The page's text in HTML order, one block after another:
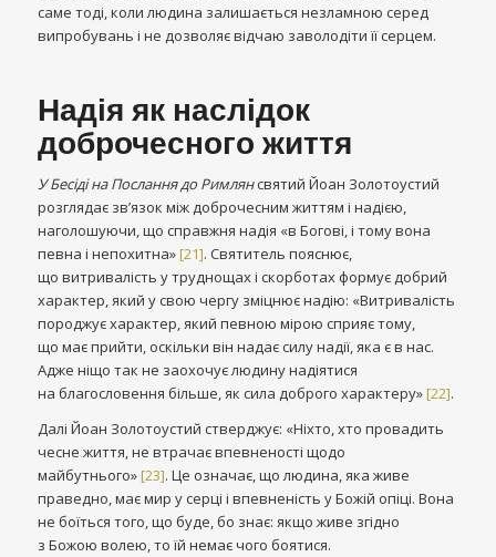
саме тоді, коли людина залишається незламною серед
випробувань і не дозволяє відчаю заволодіти її серцем.
Надія як наслідок
доброчесного життя
У Бесіді на Послання до Римлянсвятий Йоан Золотоустий
розглядає зв’язок між доброчесним життям і надією,
наголошуючи, що справжня надія «в Богові, і тому вона
певна і непохитна»[21]. Святитель пояснює,
що витривалість у труднощах і скорботах формує добрий
характер, який у свою чергу зміцнює надію: «Витривалість
породжує характер, який певною мірою сприяє тому,
що має прийти, оскільки він надає силу надії, яка є в нас.
Адже ніщо так не заохочує людину надіятися
на благословення більше, як сила доброго характеру»[22].
Далі Йоан Золотоустий стверджує: «Ніхто, хто провадить
чесне життя, не втрачає впевненості щодо
майбутнього»[23]. Це означає, що людина, яка живе
праведно, має мир у серці і впевненість у Божій опіці. Вона
не боїться того, що буде, бо знає: якщо живе згідно
з Божою волею, то їй немає чого боятися.